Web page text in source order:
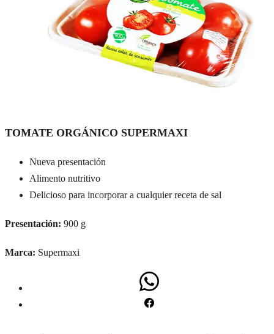
TOMATE ORGÁNICO SUPERMAXI
Nueva presentación
Alimento nutritivo
Delicioso para incorporar a cualquier receta de sal
Presentación: 900 g
Marca: Supermaxi